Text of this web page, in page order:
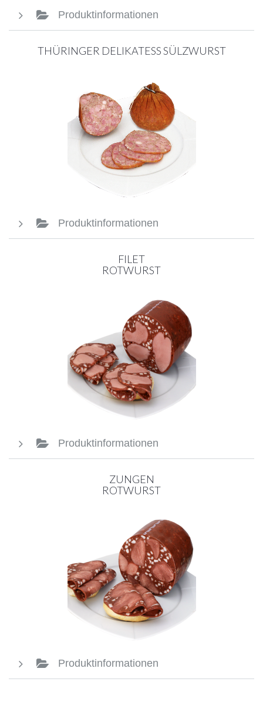
Produktinformationen
THÜRINGER DELIKATESS SÜLZWURST
Produktinformationen
FILET
ROTWURST
Produktinformationen
ZUNGEN
ROTWURST
Produktinformationen